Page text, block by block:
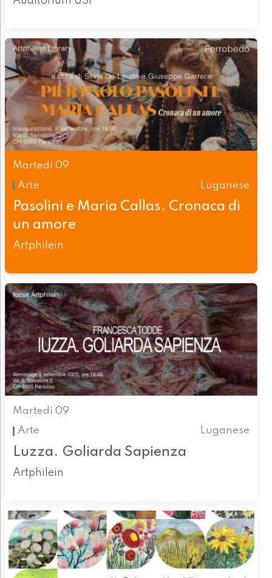
Martedì 09
Arte
Luganese
Pasolini e Maria Callas. Cronaca di
un amore
Artphilein
Martedì 09
Arte
Luganese
Luzza. Goliarda Sapienza
Artphilein